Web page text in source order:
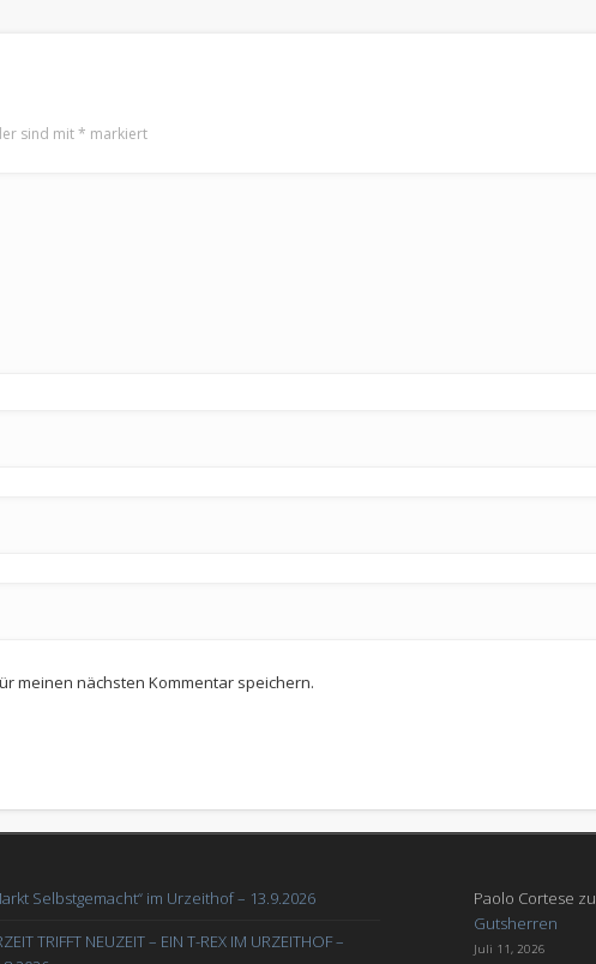
sind mit* markiert
meinen nächsten Kommentar speichern.
Selbstgemacht“ im Urzeithof – 13.9.2026
TRIFFT NEUZEIT – EIN T-REX IM URZEITHOF –
Paolo Cortese zu
Gutsherren
Juli 11, 2026